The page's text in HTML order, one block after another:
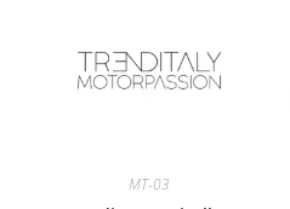
MT-03